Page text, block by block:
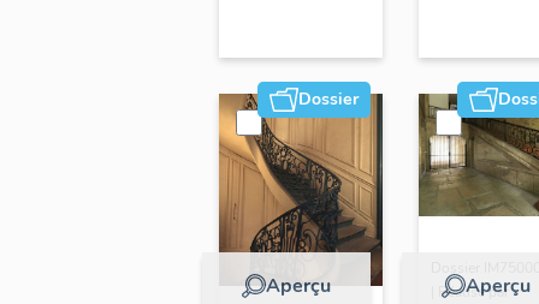
Dossier
Aperçu Aperçu
| Réalisé par